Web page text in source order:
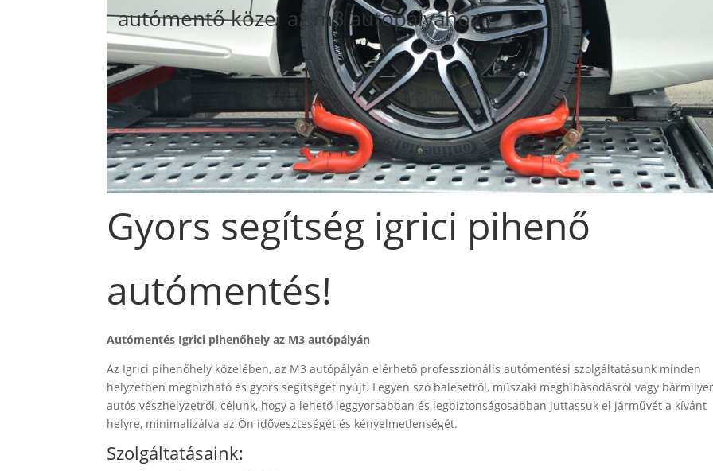
autómentő közel az m3 autópályához
Gyors segítség igrici pihenő
autómentés!
Autómentés Igrici pihenőhely az M3 autópályán
Az Igrici pihenőhely közelében, az M3 autópályán elérhető professzionális autómentési szolgáltatásunk minden
helyzetben megbízható és gyors segítséget nyújt. Legyen szó balesetről, műszaki meghibásodásról vagy
autós vészhelyzetről, célunk, hogy a lehető leggyorsabban és legbiztonságosabban juttassuk el járművét a kívánt
helyre, minimalizálva az Ön időveszteségét és kényelmetlenségét.
Szolgáltatásaink: